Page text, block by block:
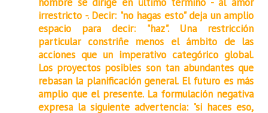
irrestricto -. Decir: "no hagas esto" deja un amplio
espacio para decir: "haz". Una restricción
particular constriñe menos el ámbito de las
acciones que un imperativo categórico global.
Los proyectos posibles son tan abundantes que
rebasan la planificación general. El futuro es más
amplio que el presente. La formulación negativa
expresa la siguiente advertencia: "si haces eso,